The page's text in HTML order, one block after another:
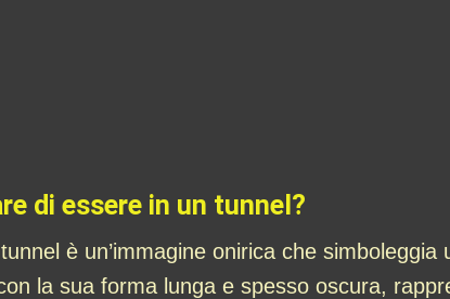
di essere in un tunnel?
è un’immagine onirica che
la sua forma lunga e spesso oscura,